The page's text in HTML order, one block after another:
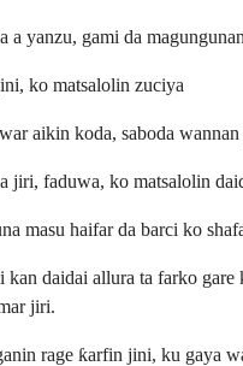
a yanzu, gami da
ko matsalolin zuciya
aikin koda, saboda
jiri, faduwa, ko matsalolin
masu haifar da barci ko
daidai allura ta farko gare
jiri.
rage ƙarfin jini, ku gaya